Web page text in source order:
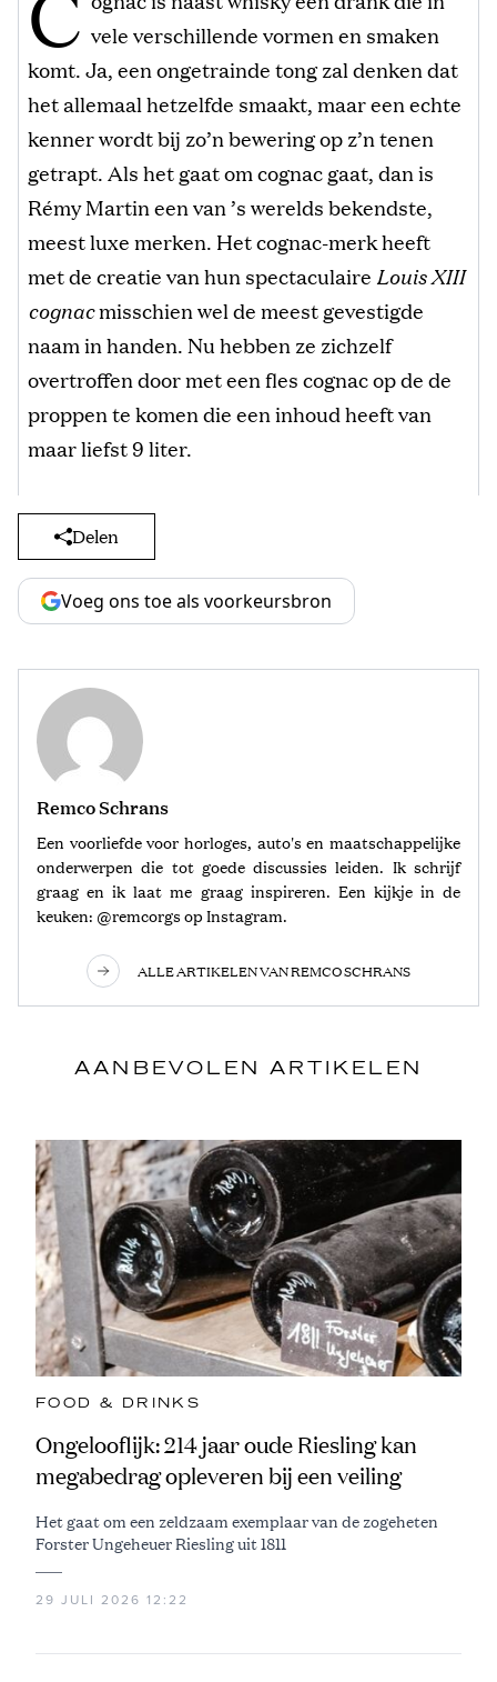
vele verschillende vormen en smaken
komt. Ja, een ongetrainde tong zal denken dat
het allemaal hetzelfde smaakt, maar een echte
kenner wordt bij zo’n bewering op z’n tenen
getrapt. Als het gaat om cognac gaat, dan is
Rémy Martin een van ’s werelds bekendste,
meest luxe merken. Het cognac-merk heeft
met de creatie van hun spectaculaire Louis XIII
cognacmisschien wel de meest gevestigde
naam in handen. Nu hebben ze zichzelf
overtroffen door met een fles cognac op de de
proppen te komen die een inhoud heeft van
maar liefst 9 liter.
Delen
Voeg ons toe als voorkeursbron
Remco Schrans
Een voorliefde voor horloges, auto's en maatschappelijke
onderwerpen die tot goede discussies leiden. Ik schrijf
graag en ik laat me graag inspireren. Een kijkje in de
keuken: @remcorgs op Instagram.
ALLE ARTIKELEN VAN REMCO SCHRANS
AANBEVOLEN ARTIKELEN
FOOD & DRINKS
Ongelooflijk: 214 jaar oude Riesling kan
megabedrag opleveren bij een veiling
Het gaat om een zeldzaam exemplaar van de zogeheten
Forster Ungeheuer Riesling uit 1811
29 JULI 2026 12:22